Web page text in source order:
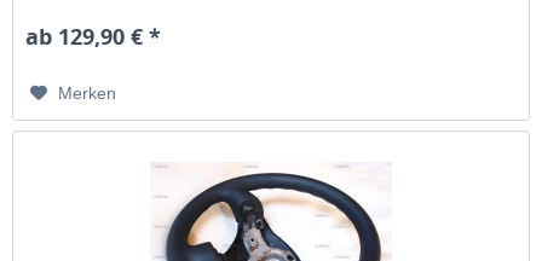
ab 129,90 € *
Merken